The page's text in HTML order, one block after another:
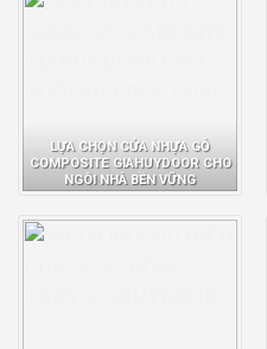
LỰA CHỌN CỬA NHỰA GỖ
COMPOSITE GIAHUYDOOR CHO
NGÔI NHÀ BỀN VỮNG